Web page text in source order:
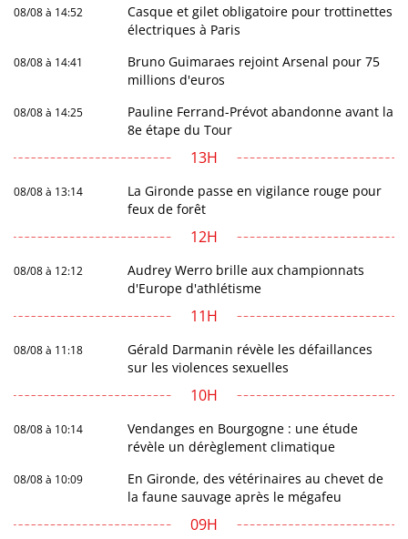
08/08 à 14:52
Casque et gilet obligatoire pour trottinettes
électriques à Paris
08/08 à 14:41
Bruno Guimaraes rejoint Arsenal pour 75
millions d'euros
08/08 à 14:25
Pauline Ferrand-Prévot abandonne avant la
8e étape du Tour
13H
08/08 à 13:14
La Gironde passe en vigilance rouge pour
feux de forêt
12H
08/08 à 12:12
Audrey Werro brille aux championnats
d'Europe d'athlétisme
11H
08/08 à 11:18
Gérald Darmanin révèle les défaillances
sur les violences sexuelles
10H
08/08 à 10:14
Vendanges en Bourgogne : une étude
révèle un dérèglement climatique
08/08 à 10:09
En Gironde, des vétérinaires au chevet de
la faune sauvage après le mégafeu
09H